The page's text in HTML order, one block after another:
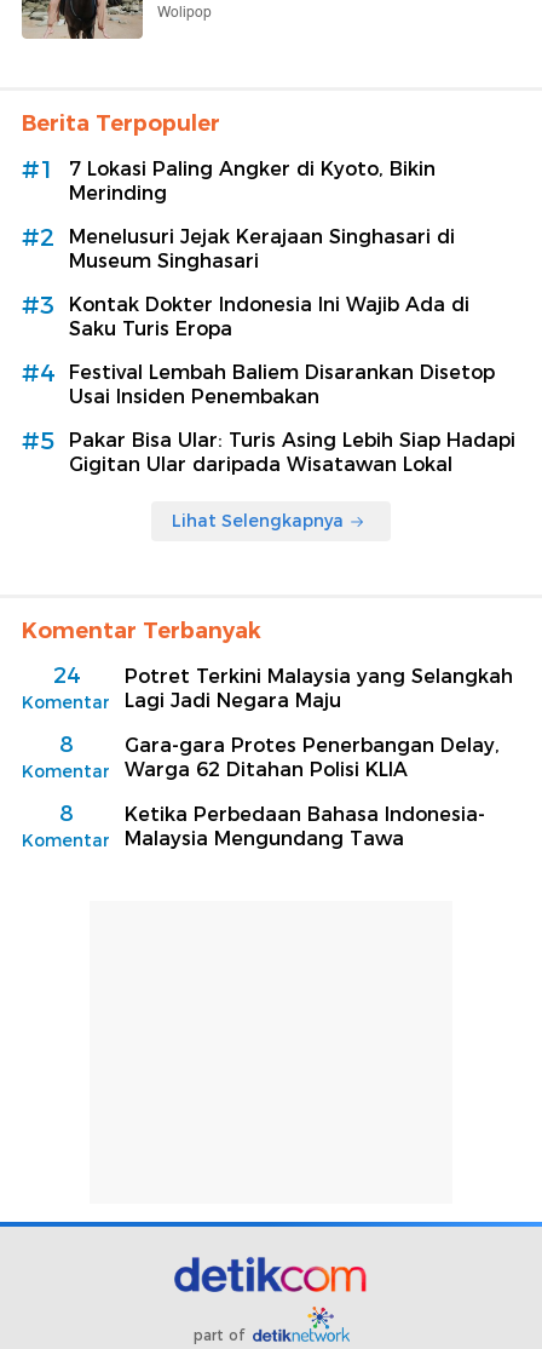
Wolipop
Berita Terpopuler
#1
7 Lokasi Paling Angker di Kyoto, Bikin
Merinding
#2
Menelusuri Jejak Kerajaan Singhasari di
Museum Singhasari
#3
Kontak Dokter Indonesia Ini Wajib Ada di
Saku Turis Eropa
#4
Festival Lembah Baliem Disarankan Disetop
Usai Insiden Penembakan
#5
Pakar Bisa Ular: Turis Asing Lebih Siap Hadapi
Gigitan Ular daripada Wisatawan Lokal
Lihat Selengkapnya
Komentar Terbanyak
24
Komentar
Potret Terkini Malaysia yang Selangkah
Lagi Jadi Negara Maju
8
Komentar
Gara-gara Protes Penerbangan Delay,
Warga 62 Ditahan Polisi KLIA
8
Komentar
Ketika Perbedaan Bahasa Indonesia-
Malaysia Mengundang Tawa
part of